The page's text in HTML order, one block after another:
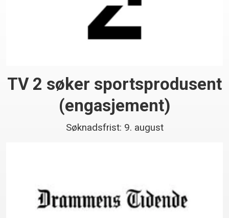
TV 2 søker sportsprodusent
(engasjement)
Søknadsfrist: 9. august